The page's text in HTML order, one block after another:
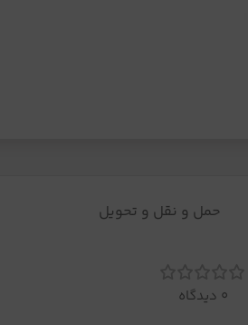
حمل و نقل و تحویل
0 دیدگاه